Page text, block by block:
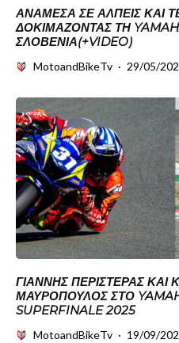
ΑΝΆΜΕΣΑ ΣΕ ΆΛΠΕΙΣ ΚΑΙ
ΔΟΚΙΜΆΖΟΝΤΑΣ ΤΗ
ΣΛΟΒΕΝΊΑ(+VIDEO)
MotoandBikeTv · 29/05/
ΓΙΆΝΝΗΣ ΠΕΡΙΣΤΕΡΆΣ ΚΑΙ
ΜΑΥΡΌΠΟΥΛΟΣ ΣΤΟ
SUPERFINALE 2025
MotoandBikeTv · 19/09/